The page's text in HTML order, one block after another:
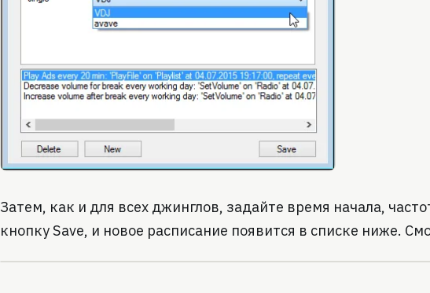
Затем, как и для всех джинглов, задайте время начала,
кнопку Save, и новое расписание появится в списке ниже.